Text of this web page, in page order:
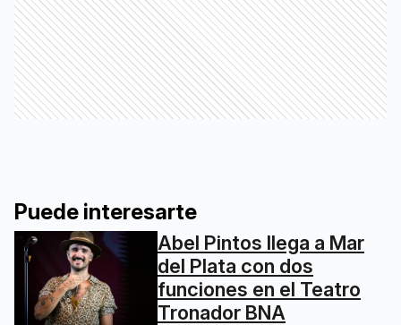
Puede interesarte
Abel Pintos llega a Mar
del Plata con dos
funciones en el Teatro
Tronador BNA